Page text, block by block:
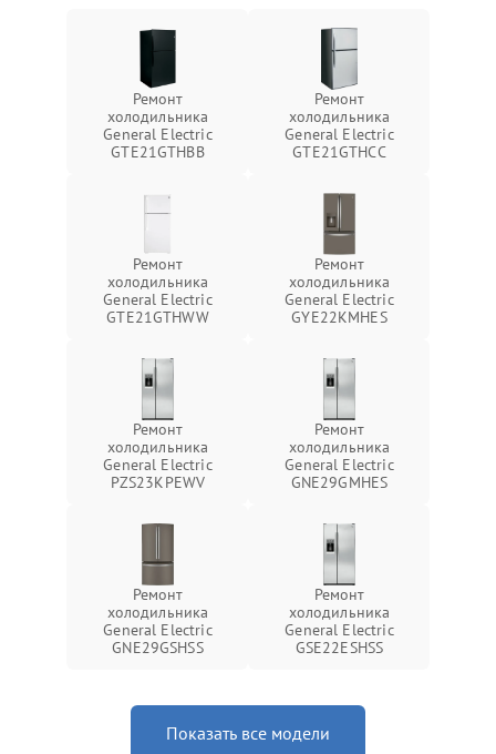
Ремонт
холодильника
General Electric
GTE21GTHBB
Ремонт
холодильника
General Electric
GTE21GTHCC
Ремонт
холодильника
General Electric
GTE21GTHWW
Ремонт
холодильника
General Electric
GYE22KMHES
Ремонт
холодильника
General Electric
PZS23KPEWV
Ремонт
холодильника
General Electric
GNE29GMHES
Ремонт
холодильника
General Electric
GNE29GSHSS
Ремонт
холодильника
General Electric
GSE22ESHSS
Показать все модели